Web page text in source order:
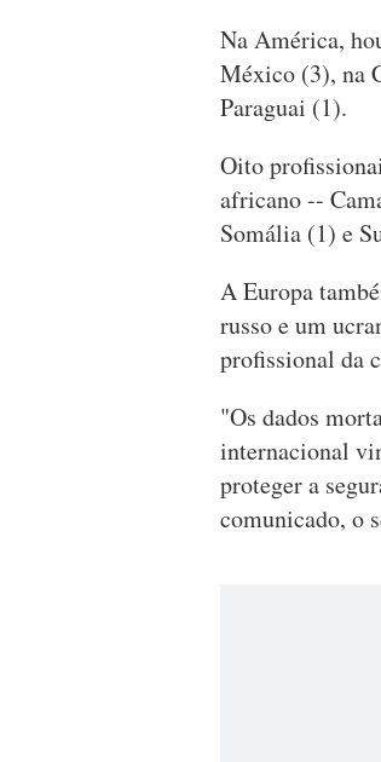
Na América,
México (3), na
Paraguai (1).
Oito
africano --
Somália (1) e
A Europa
russo e um
profissional da
"Os dados
internacional
proteger a
comunicado, o